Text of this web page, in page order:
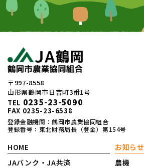
〒997-8558
山形県鶴岡市日吉町3番1号
TEL 0235-23-5090
FAX 0235-23-6538
登録金融機関：鶴岡市農業協同組合
登録番号：東北財務局長（登金）第154号
HOME
お知らせ
JAバンク・JA共済
農機